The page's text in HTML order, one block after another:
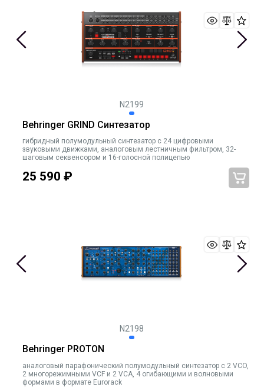
N2199
Behringer GRIND Синтезатор
гибридный полумодульный синтезатор с 24 цифровыми
звуковыми движками, аналоговым лестничным фильтром, 32-
шаговым секвенсором и 16-голосной полицепью
25 590 ₽
N2198
Behringer PROTON
аналоговый парафонический полумодульный синтезатор с 2 VCO,
2 многорежимными VCF и 2 VCA, 4 огибающими и волновыми
формами в формате Eurorack